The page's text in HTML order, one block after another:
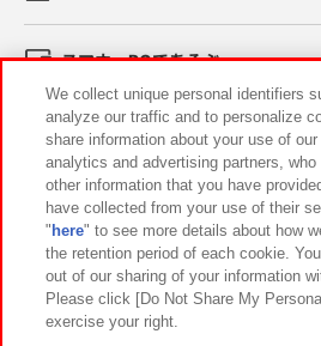
スマホ・PCであそぶ
イベント・キャンペーン
関連会社 サステナビリティ
プライバシーポリシー ウェブアクセ
お取引先さまとともに
We collect unique personal identifiers
analyze our traffic and to personalize
share information about your use of
analytics and advertising partners,
other information that you have
have collected from your use of their
" here" to see more details about how
the retention period of each cookie.
out of our sharing of your information
Please click [Do Not Share My
exercise your right.